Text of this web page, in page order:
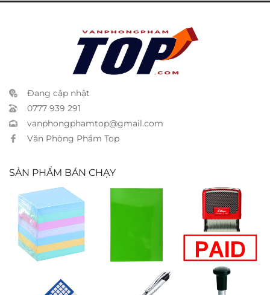
Đang cập nhật
0777 939 291
vanphongphamtop@gmail.com
Văn Phòng Phẩm Top
SẢN PHẨM BÁN CHẠY
Giấy notes màu
không keo
Đóng dấu
“Paid”